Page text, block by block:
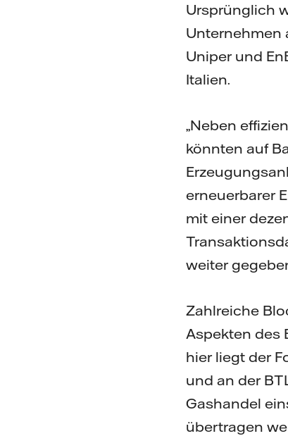
Ursprünglich
Unternehmen
Uniper und
Italien.
„Neben
könnten auf
erneuerbarer
mit einer
weiter
Zahlreiche
Aspekten des
hier liegt der
und an der
Gashandel
übertragen